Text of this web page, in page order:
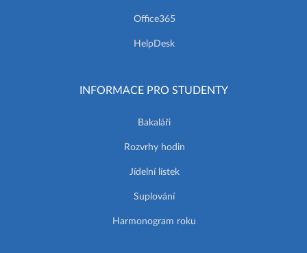
Office365
HelpDesk
INFORMACE PRO STUDENTY
Bakaláři
Rozvrhy hodin
Jídelní lístek
Suplování
Harmonogram roku